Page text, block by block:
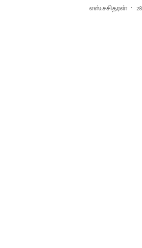
எஸ்.சசிதரன்